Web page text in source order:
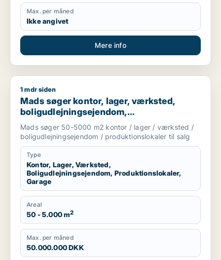
Max. per måned
Ikke angivet
Mere info
Mads søger kontor, lager, værksted,
1 mdr siden
Mads søger kontor, lager, værksted,
boligudlejningsejendom,
produktionslokaler eller garage til salg i
København
Mads søger 50-5000 m2 kontor / lager / værksted /
boligudlejningsejendom / produktionslokaler til salg
Type
Kontor, Lager, Værksted,
Boligudlejningsejendom, Produktionslokaler,
Garage
Areal
50 - 5.000 m2
Max. per måned
50.000.000 DKK